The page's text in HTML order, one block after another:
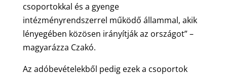
csoportokkal és a gyenge
intézményrendszerrel működő állammal, akik
lényegében közösen irányítják az országot” –
magyarázza Czakó.
Az adóbevételekből pedig ezek a csoportok